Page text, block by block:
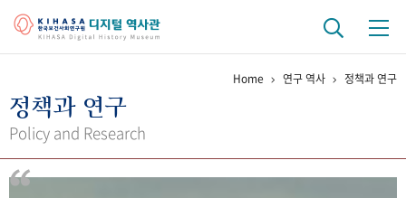
걸어온 길 기관 변천사
연구 역사
Home 연구 역사 정책과 연구
정책과 연구
Policy and Research